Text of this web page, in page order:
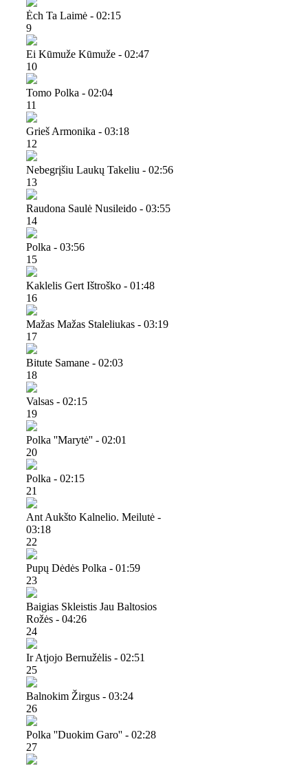
Ėch Ta Laimė - 02:15
9
Ei Kūmuže Kūmuže - 02:47
10
Tomo Polka - 02:04
11
Grieš Armonika - 03:18
12
Nebegrįšiu Laukų Takeliu - 02:56
13
Raudona Saulė Nusileido - 03:55
14
Polka - 03:56
15
Kaklelis Gert Ištroško - 01:48
16
Mažas Mažas Staleliukas - 03:19
17
Bitute Samane - 02:03
18
Valsas - 02:15
19
Polka ''marytė'' - 02:01
20
Polka - 02:15
21
Ant Aukšto Kalnelio. Meilutė -
03:18
22
Pupų Dėdės Polka - 01:59
23
Baigias Skleistis Jau Baltosios
Rožės - 04:26
24
Ir Atjojo Bernužėlis - 02:51
25
Balnokim Žirgus - 03:24
26
Polka ''duokim Garo'' - 02:28
27